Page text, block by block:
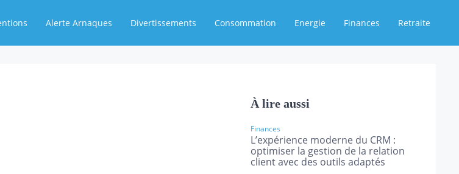
Alerte Arnaques Divertissements Consommation Energie Finances Retraite
À lire aussi
Finances
L’expérience moderne du CRM :
optimiser la gestion de la relation
client avec des outils adaptés